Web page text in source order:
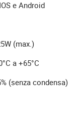
e Android
(max.)
a +65°C
(senza condensa)